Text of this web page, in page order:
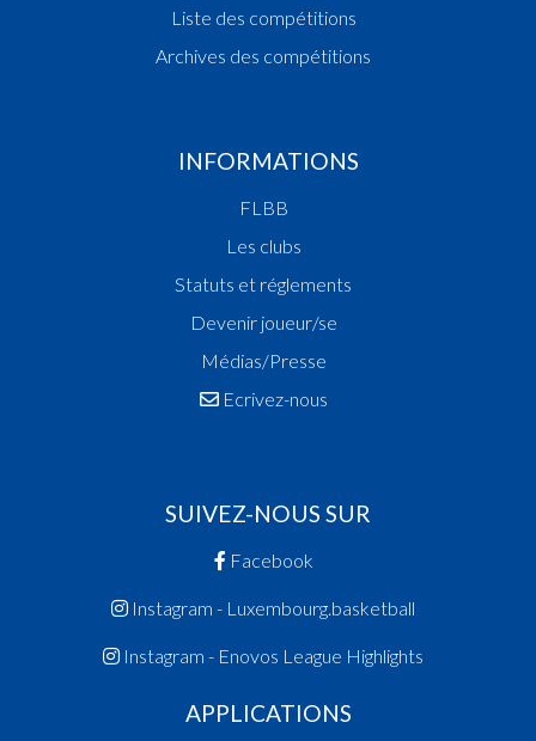
Liste des compétitions
Archives des compétitions
INFORMATIONS
FLBB
Les clubs
Statuts et réglements
Devenir joueur/se
Médias/Presse
Ecrivez-nous
SUIVEZ-NOUS SUR
Facebook
Instagram - Luxembourg.basketball
Instagram - Enovos League Highlights
APPLICATIONS